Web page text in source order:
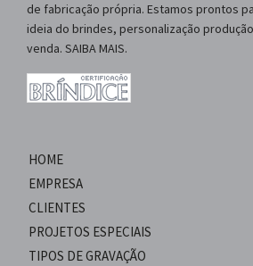
de fabricação própria. Estamos prontos
ideia do brindes, personalização
venda. SAIBA MAIS.
HOME
EMPRESA
CLIENTES
PROJETOS ESPECIAIS
TIPOS DE GRAVAÇÃO